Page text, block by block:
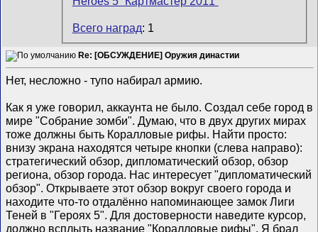
Всего наград: 1
Re: [ОБСУЖДЕНИЕ] Оружия династии
Нет, несложно - тупо набирал армию.
Как я уже говорил, аккаунта не было. Создал себе город в
мире "Собрание зомби". Думаю, что в двух других мирах
тоже должны быть Коралловые рифы. Найти просто:
внизу экрана находятся четыре кнопки (слева направо):
стратегический обзор, дипломатический обзор, обзор
региона, обзор города. Нас интересует "дипломатический
обзор". Открываете этот обзор вокруг своего города и
находите что-то отдалённо напоминающее замок Лиги
Теней в "Героях 5". Для достоверности наведите курсор,
должно всплыть название "Коралловые рифы". Я брал